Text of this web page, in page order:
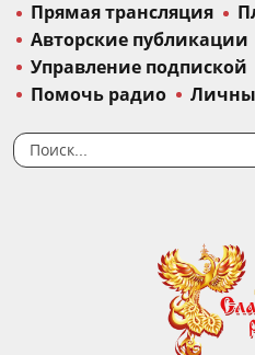
Прямая трансляция
Авторские публикации
Управление подпиской
Помочь радио